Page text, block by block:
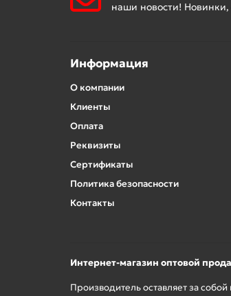
наши новости!
Информация
О компании
Клиенты
Оплата
Реквизиты
Сертификаты
Политика безопасности
Контакты
Интернет-магазин оптовой
Производитель оставляет за